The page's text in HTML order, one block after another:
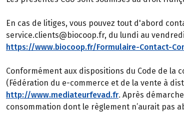
En cas de litiges, vous pouvez tout d'abord
service.clients@biocoop.fr, du lundi au
https://www.biocoop.fr/Formulaire-Contact-
Conformément aux dispositions du Code de la
(Fédération du e-commerce et de la vente à
http://www.mediateurfevad.fr. Après
consommation dont le règlement n’aurait pas